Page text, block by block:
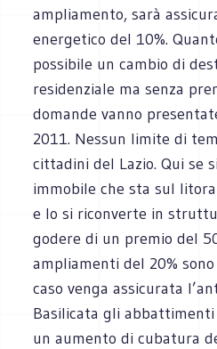
ampliamento, sarà
energetico del 10%.
possibile un cambio di
residenziale ma senza
domande vanno
2011. Nessun limite di
cittadini del Lazio. Qui se
immobile che sta sul
e lo si riconverte in
godere di un premio del
ampliamenti del 20%
caso venga assicurata
Basilicata gli abbattimenti
un aumento di cubatura